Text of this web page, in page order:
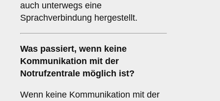
auch unterwegs eine
Sprachverbindung hergestellt.
Was passiert, wenn keine
Kommunikation mit der
Notrufzentrale möglich ist?
Wenn keine Kommunikation mit der